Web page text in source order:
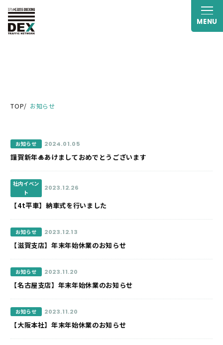
MENU
TOP お知らせ
お知らせ 2024.01.05
謹賀新年🎍あけましておめでとうございます
社内イベン
ト
2023.12.26
【4t平車】納車式を行いました
お知らせ 2023.12.13
【滋賀支店】年末年始休業のお知らせ
お知らせ 2023.11.20
【名古屋支店】年末年始休業のお知らせ
お知らせ 2023.11.20
【大阪本社】年末年始休業のお知らせ